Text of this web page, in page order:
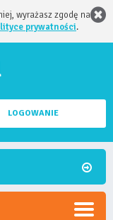
wyrażasz zgodę na
prywatności.
LOGOWANIE